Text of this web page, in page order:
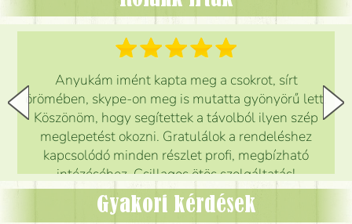
Anyukám imént kapta meg a csokrot, sírt
örömében, skype-on meg is mutatta gyönyörű lett.
Köszönöm, hogy segítettek a távolból ilyen szép
meglepetést okozni. Gratulálok a rendeléshez
kapcsolódó minden részlet profi, megbízható
intézéséhez. Csillagos ötös szolgáltatás!
Mónika
Gyakori kérdések